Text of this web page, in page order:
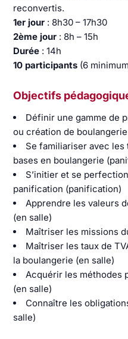
reconvertis.
1er jour : 8h30 – 17h30
2ème jour : 8h – 15h
Durée : 14h
10 participants (6
Objectifs
Définir une gamme de
ou création de
Se familiariser avec
bases en boulangerie
S’initier et se
panification (panification)
Apprendre les valeurs
(en salle)
Maîtriser les missions
Maîtriser les taux de
la boulangerie (en salle)
Acquérir les méthodes
(en salle)
Connaître les
salle)